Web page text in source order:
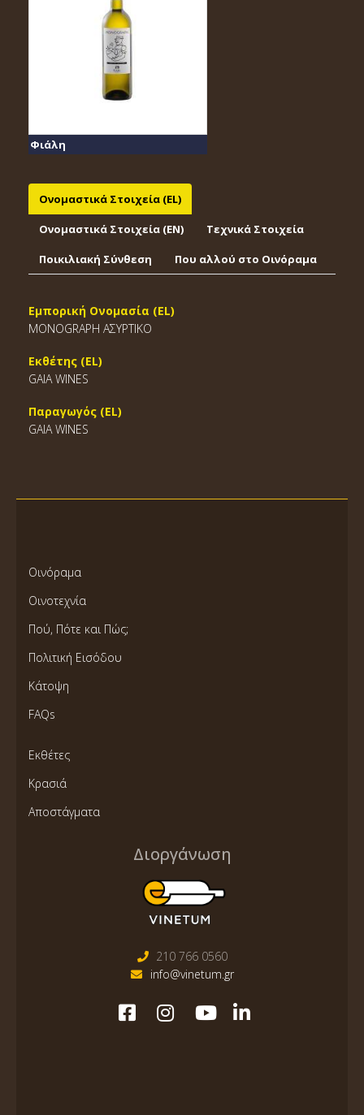
Φιάλη
Ονομαστικά Στοιχεία (EL)
Ονομαστικά Στοιχεία (EΝ) Τεχνικά Στοιχεία
Ποικιλιακή Σύνθεση Που αλλού στο Οινόραμα
Εμπορική Ονομασία (EL)
MONOGRAPH ΑΣΥΡΤΙΚΟ
Εκθέτης (EL)
GAIA WINES
Παραγωγός (EL)
GAIA WINES
Οινόραμα
Οινοτεχνία
Πού, Πότε και Πώς;
Πολιτική Εισόδου
Κάτοψη
FAQs
Εκθέτες
Κρασιά
Αποστάγματα
Διοργάνωση
210 766 0560
info@vinetum.gr